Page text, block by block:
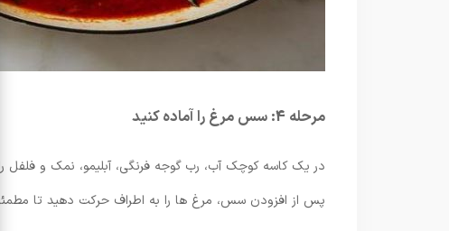
مرحله 4: سس مرغ را آماده کنید
در یک کاسه کوچک آب، رب گوجه فرنگی، آبلیمو، نمک و
پس از افزودن سس، مرغ ها را به اطراف حرکت دهید تا